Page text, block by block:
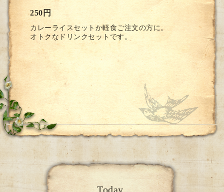
250円
カレーライスセットか軽食ご注文の方に。
オトクなドリンクセットです。
Today